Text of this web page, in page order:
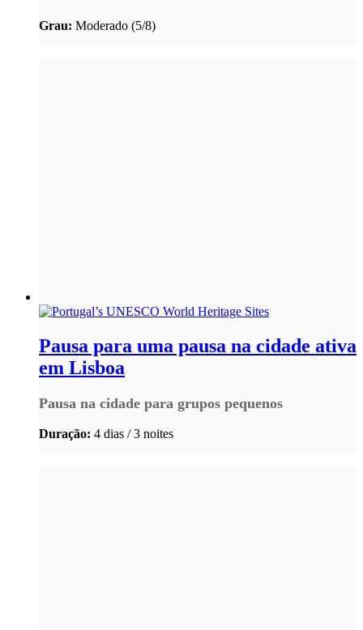
Grau: Moderado (5/8)
Pausa para uma pausa na cidade ativa
em Lisboa
Pausa na cidade para grupos pequenos
Duração: 4 dias / 3 noites